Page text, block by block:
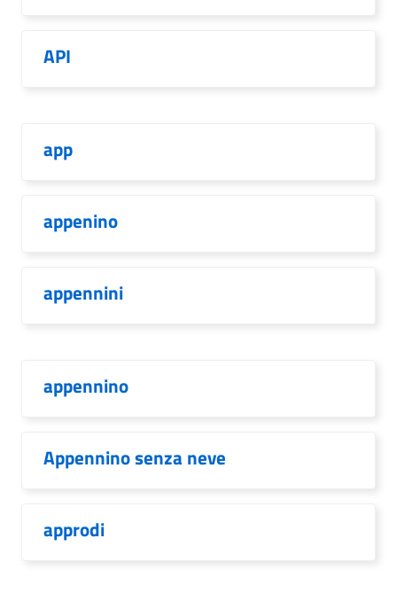
API
app
appenino
appennini
appennino
Appennino senza neve
approdi